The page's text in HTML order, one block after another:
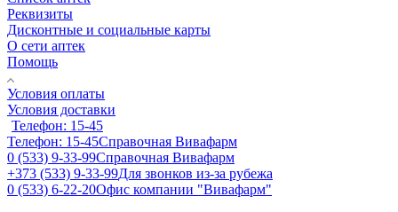
Реквизиты
Дисконтные и социальные карты
О сети аптек
Помощь
Условия оплаты
Условия доставки
Телефон: 15-45
Телефон: 15-45Справочная Вивафарм
0 (533) 9-33-99Справочная Вивафарм
+373 (533) 9-33-99Для звонков из-за рубежа
0 (533) 6-22-20Офис компании "Вивафарм"